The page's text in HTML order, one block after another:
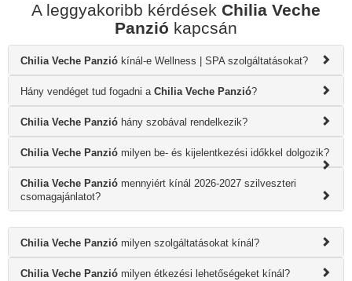
A leggyakoribb kérdések Chilia Veche
Panzió kapcsán
Chilia Veche Panzió kínál-e Wellness | SPA szolgáltatásokat?
Hány vendéget tud fogadni a Chilia Veche Panzió?
Chilia Veche Panzió hány szobával rendelkezik?
Chilia Veche Panzió milyen be- és kijelentkezési időkkel dolgozik?
Chilia Veche Panzió mennyiért kínál 2026-2027 szilveszteri
csomagajánlatot?
Chilia Veche Panzió milyen szolgáltatásokat kínál?
Chilia Veche Panzió milyen étkezési lehetőségeket kínál?